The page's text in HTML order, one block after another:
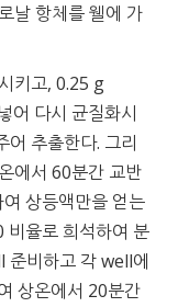
날 항체를 웰에 가
키고, 0.25 g
다시 균질화시
추출한다. 그리
에서 60분간 교반
상등액만을 얻는
율로 희석하여 분
준비하고 각 well에
상온에서 20분간